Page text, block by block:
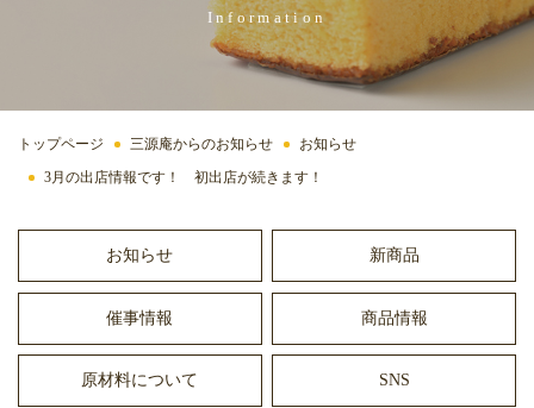
Information
トップページ 三源庵からのお知らせ
お知らせ
3月の出店情報です！ 初出店が続きます！
お知らせ 新商品
催事情報 商品情報
原材料について SNS